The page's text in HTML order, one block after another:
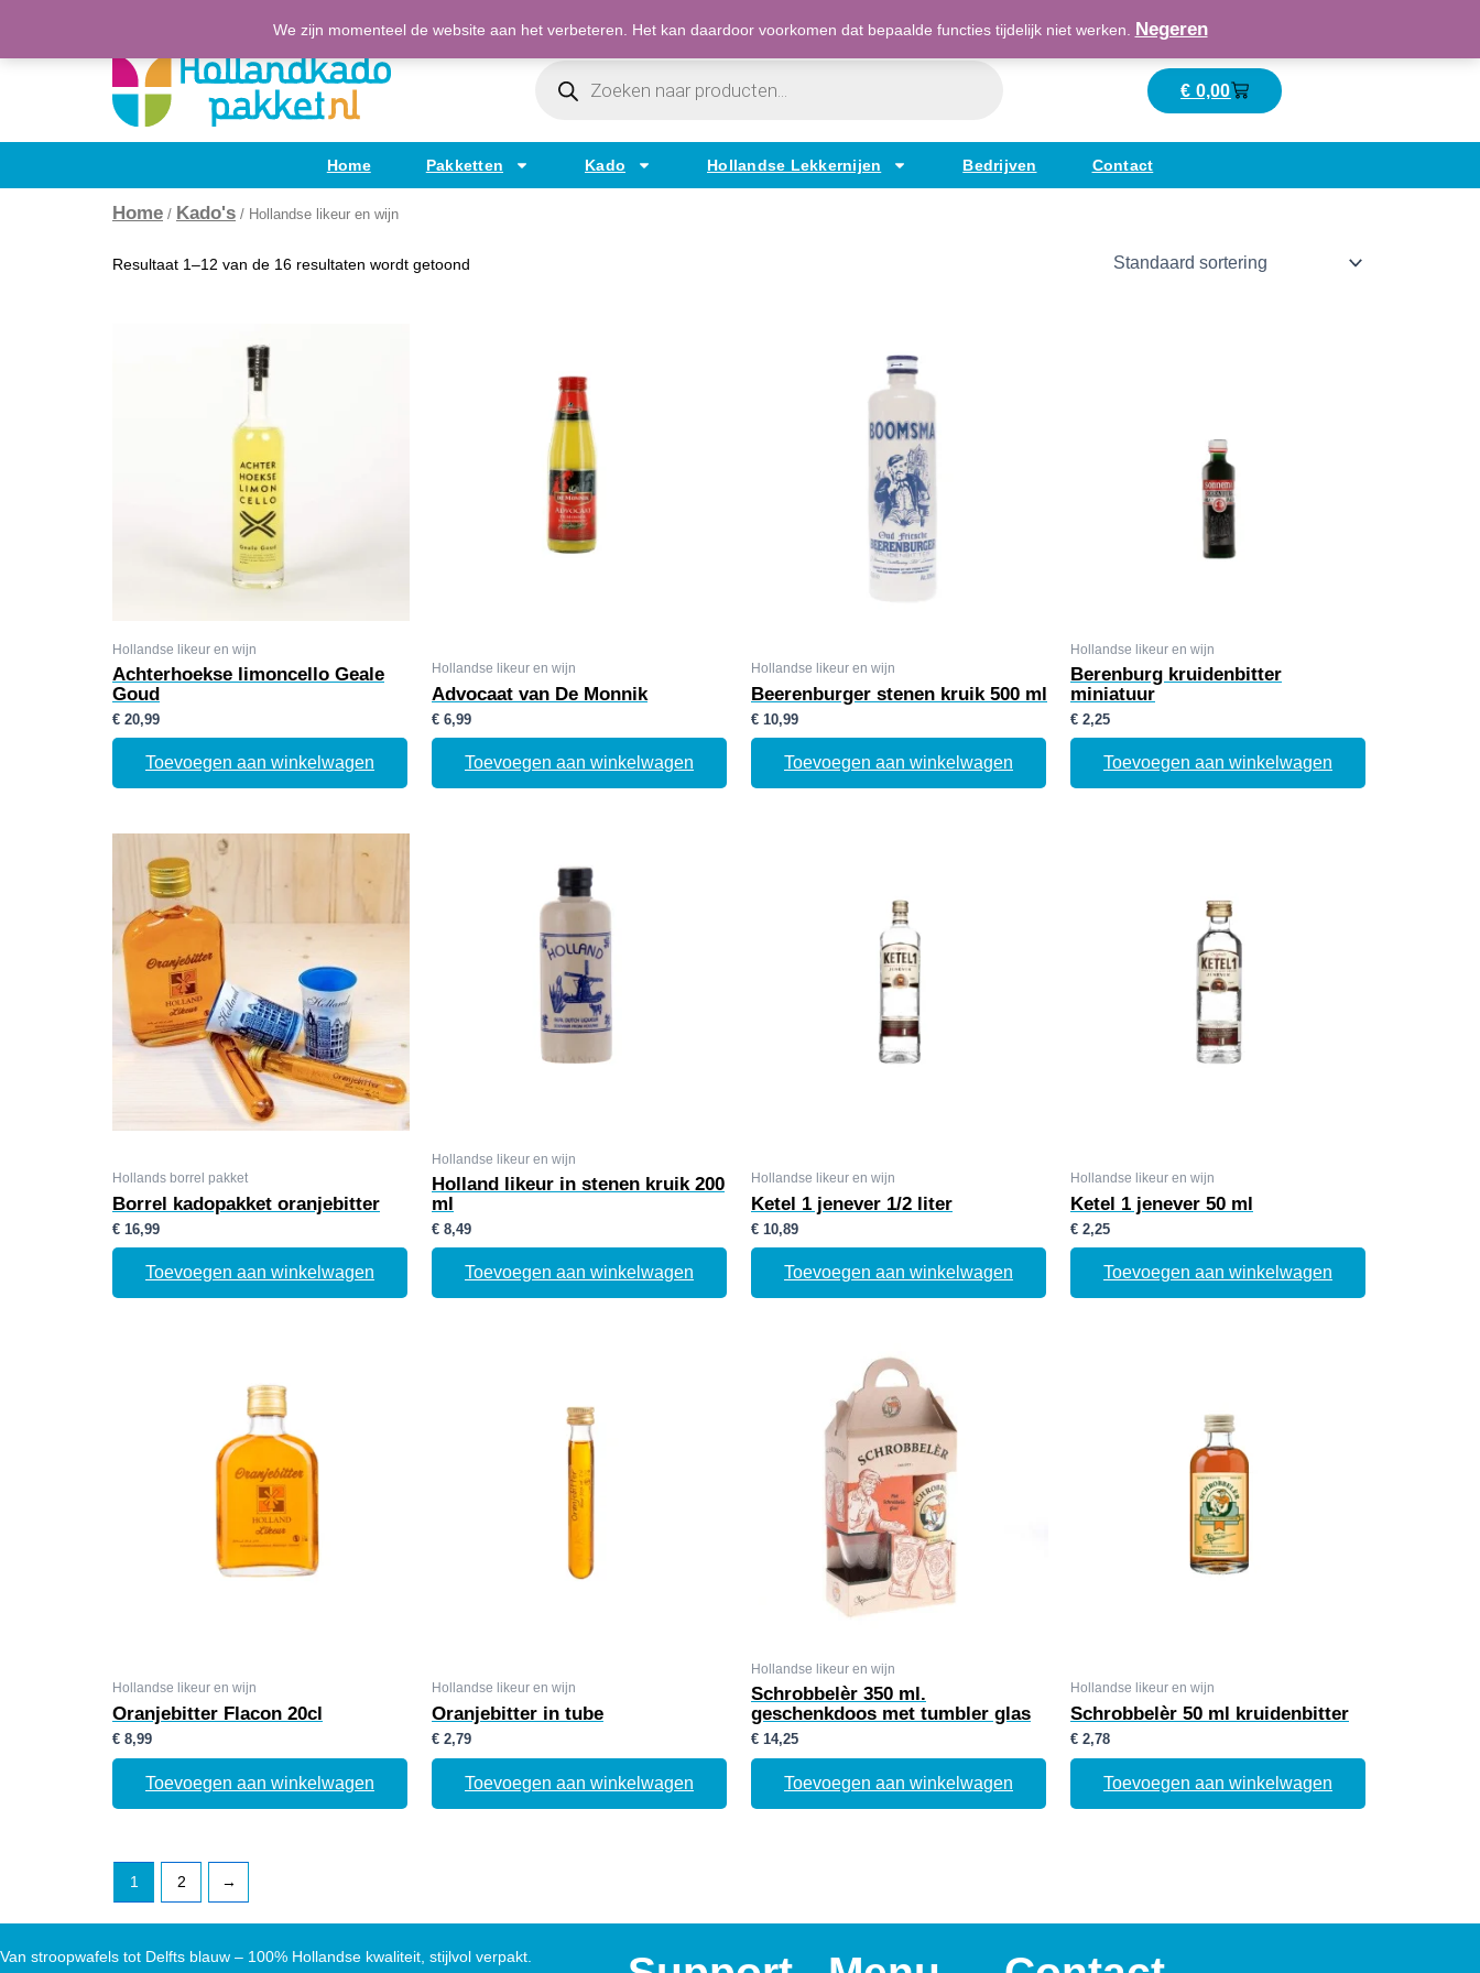
We zijn momenteel de website aan het verbeteren. Het kan daardoor voorkomen dat bepaalde functies tijdelijk niet werken. Negeren
(H)Eerlijke Hollandse producten Bestellen op factuur mogelijk voor bedrijven
Maatschappelijk verantwoord ondernemend
Producten
€ 0,00Winkelwagen
Home Pakketten Kado Hollandse Lekkernijen Bedrijven Contact
Home / Kado's / Hollandse likeur en wijn
Resultaat 1–12 van de 16 resultaten wordt getoond
Hollandse likeur en wijn
Achterhoekse limoncello Geale
Goud
€ 20,99
Toevoegen aan winkelwagen
Hollandse likeur en wijn
Advocaat van De Monnik
€ 6,99
Toevoegen aan winkelwagen
Hollandse likeur en wijn
Beerenburger stenen kruik 500 ml
€ 10,99
Toevoegen aan winkelwagen
Hollandse likeur en wijn
Berenburg kruidenbitter
miniatuur
€ 2,25
Toevoegen aan winkelwagen
Hollands borrel pakket
Borrel kadopakket oranjebitter
€ 16,99
Toevoegen aan winkelwagen
Hollandse likeur en wijn
Holland likeur in stenen kruik 200
ml
€ 8,49
Toevoegen aan winkelwagen
Hollandse likeur en wijn
Ketel 1 jenever 1/2 liter
€ 10,89
Toevoegen aan winkelwagen
Hollandse likeur en wijn
Ketel 1 jenever 50 ml
€ 2,25
Toevoegen aan winkelwagen
Hollandse likeur en wijn
Oranjebitter Flacon 20cl
€ 8,99
Toevoegen aan winkelwagen
Hollandse likeur en wijn
Oranjebitter in tube
€ 2,79
Toevoegen aan winkelwagen
Hollandse likeur en wijn
Schrobbelèr 350 ml.
geschenkdoos met tumbler glas
€ 14,25
Toevoegen aan winkelwagen
Hollandse likeur en wijn
Schrobbelèr 50 ml kruidenbitter
€ 2,78
Toevoegen aan winkelwagen
1 2 →
Van stroopwafels tot Delfts blauw – 100% Hollandse kwaliteit, stijlvol verpakt.